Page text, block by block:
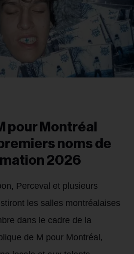
pour Montréal
noms de
2026
Perceval et plusieurs
les salles montréalaises
dans le cadre de la
de M pour Montréal,